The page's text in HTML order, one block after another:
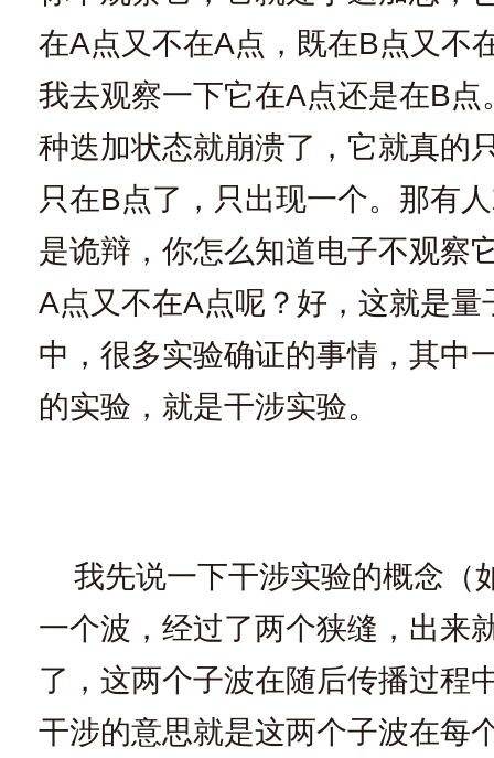
在A点又不在A点，既在B点又不
我去观察一下它在A点还是在B点
种迭加状态就崩溃了，它就真的
只在B点了，只出现一个。那有
是诡辩，你怎么知道电子不观察
A点又不在A点呢？好，这就是量
中，很多实验确证的事情，其中
的实验，就是干涉实验。
我先说一下干涉实验的概念（
一个波，经过了两个狭缝，出来
了，这两个子波在随后传播过程
干涉的意思就是这两个子波在每